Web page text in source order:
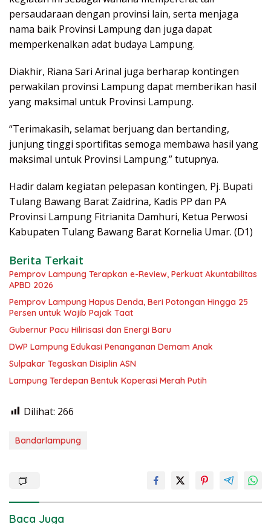
persaudaraan dengan provinsi lain, serta menjaga
nama baik Provinsi Lampung dan juga dapat
memperkenalkan adat budaya Lampung.
Diakhir, Riana Sari Arinal juga berharap kontingen
perwakilan provinsi Lampung dapat memberikan hasil
yang maksimal untuk Provinsi Lampung.
“Terimakasih, selamat berjuang dan bertanding,
junjung tinggi sportifitas semoga membawa hasil yang
maksimal untuk Provinsi Lampung.” tutupnya.
Hadir dalam kegiatan pelepasan kontingen, Pj. Bupati
Tulang Bawang Barat Zaidrina, Kadis PP dan PA
Provinsi Lampung Fitrianita Damhuri, Ketua Perwosi
Kabupaten Tulang Bawang Barat Kornelia Umar. (D1)
Berita Terkait
Pemprov Lampung Terapkan e-Review, Perkuat Akuntabilitas
APBD 2026
Pemprov Lampung Hapus Denda, Beri Potongan Hingga 25
Persen untuk Wajib Pajak Taat
Gubernur Pacu Hilirisasi dan Energi Baru
DWP Lampung Edukasi Penanganan Demam Anak
Sulpakar Tegaskan Disiplin ASN
Lampung Terdepan Bentuk Koperasi Merah Putih
Dilihat: 266
Bandarlampung
Baca Juga